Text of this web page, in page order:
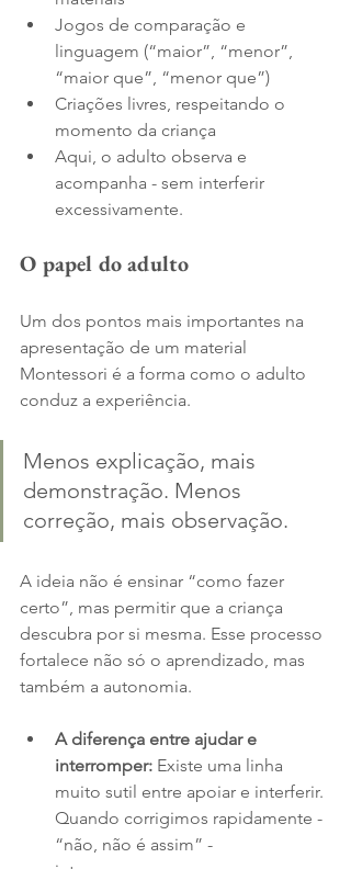
Jogos de comparação e
linguagem (“maior”, “menor”,
“maior que”, “menor que”)
Criações livres, respeitando o
momento da criança
Aqui, o adulto observa e
acompanha - sem interferir
excessivamente.
O papel do adulto
Um dos pontos mais importantes na
apresentação de um material
Montessori é a forma como o adulto
conduz a experiência.
Menos explicação, mais
demonstração. Menos
correção, mais observação.
A ideia não é ensinar “como fazer
certo”, mas permitir que a criança
descubra por si mesma. Esse processo
fortalece não só o aprendizado, mas
também a autonomia.
A diferença entre ajudar e
interromper: Existe uma linha
muito sutil entre apoiar e interferir.
Quando corrigimos rapidamente -
“não, não é assim” -